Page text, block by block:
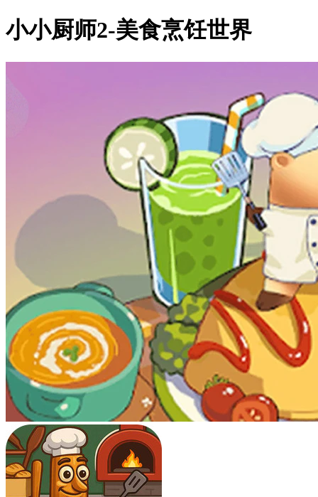
小小厨师2-美食烹饪世界